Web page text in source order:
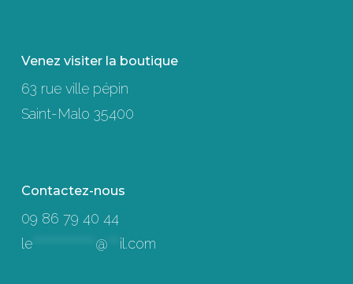
Venez visiter la boutique
63 rue ville pépin
Saint-Malo 35400
Contactez-nous
09 86 79 40 44
le**************** @ il.com